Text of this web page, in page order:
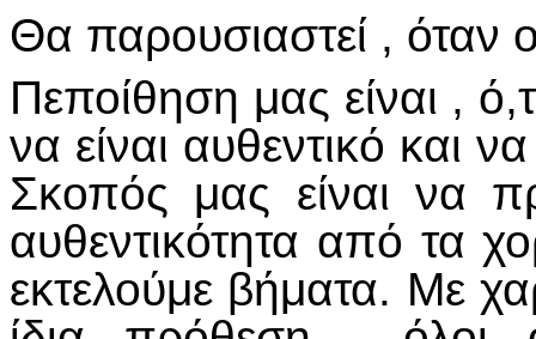
Θα παρουσιαστεί , όταν
Πεποίθηση μας είναι ,
να είναι αυθεντικό και
Σκοπός μας είναι να
αυθεντικότητα από τα
εκτελούμε βήματα. Με